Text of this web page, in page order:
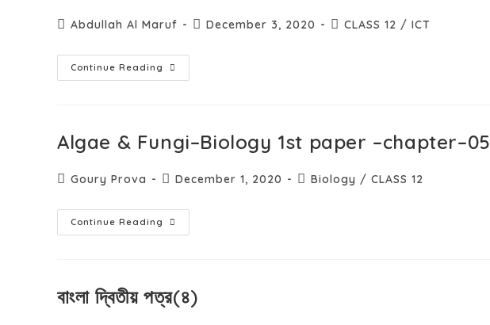
Abdullah Al Maruf December 3, 2020 CLASS 12 / ICT
Continue Reading
Algae & Fungi–Biology 1st paper –chapter–05
Goury Prova December 1, 2020 Biology / CLASS 12
Continue Reading
বাংলা দ্বিতীয় পত্র(৪)